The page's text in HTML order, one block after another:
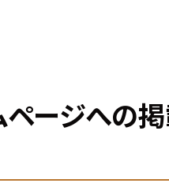
ージへの掲